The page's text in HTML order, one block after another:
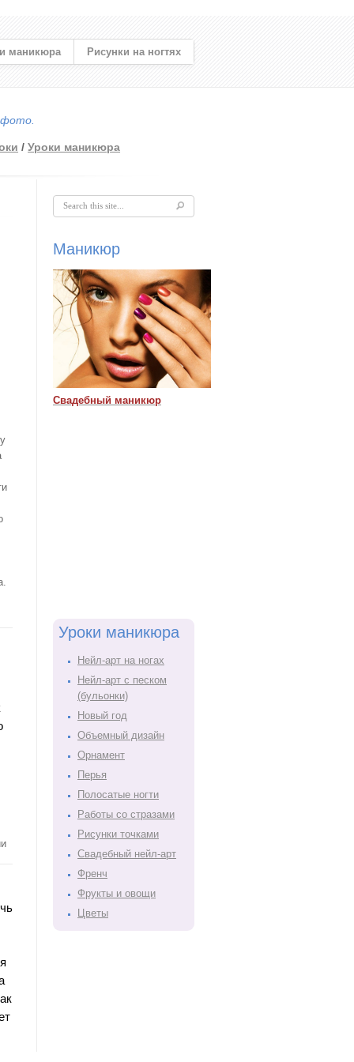
фото.
маникюра Рисунки на ногтях
/Уроки маникюра
Форма поиска
Маникюр
Свадебный маникюр
Уроки маникюра
Нейл-арт на ногах
Нейл-арт с песком
(бульонки)
Новый год
Объемный дизайн
Орнамент
Перья
Полосатые ногти
Работы со стразами
Рисунки точками
Свадебный нейл-арт
Френч
Фрукты и овощи
Цветы